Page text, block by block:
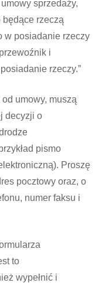
sprzedaży,
będące rzeczą
w posiadanie rzeczy
i
rzeczy.”
umowy, muszą
decyzji o
pismo
Proszę
pocztowy oraz, o
numer faksu i
to
wypełnić i